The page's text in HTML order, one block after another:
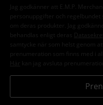
Jag godkänner att E.M.P.
personuppgifter och regelbundet
om deras produkter. Jag
behandlas enligt deras
samtycke när som helst genom
prenumeration som finns med i
Här kan jag avsluta